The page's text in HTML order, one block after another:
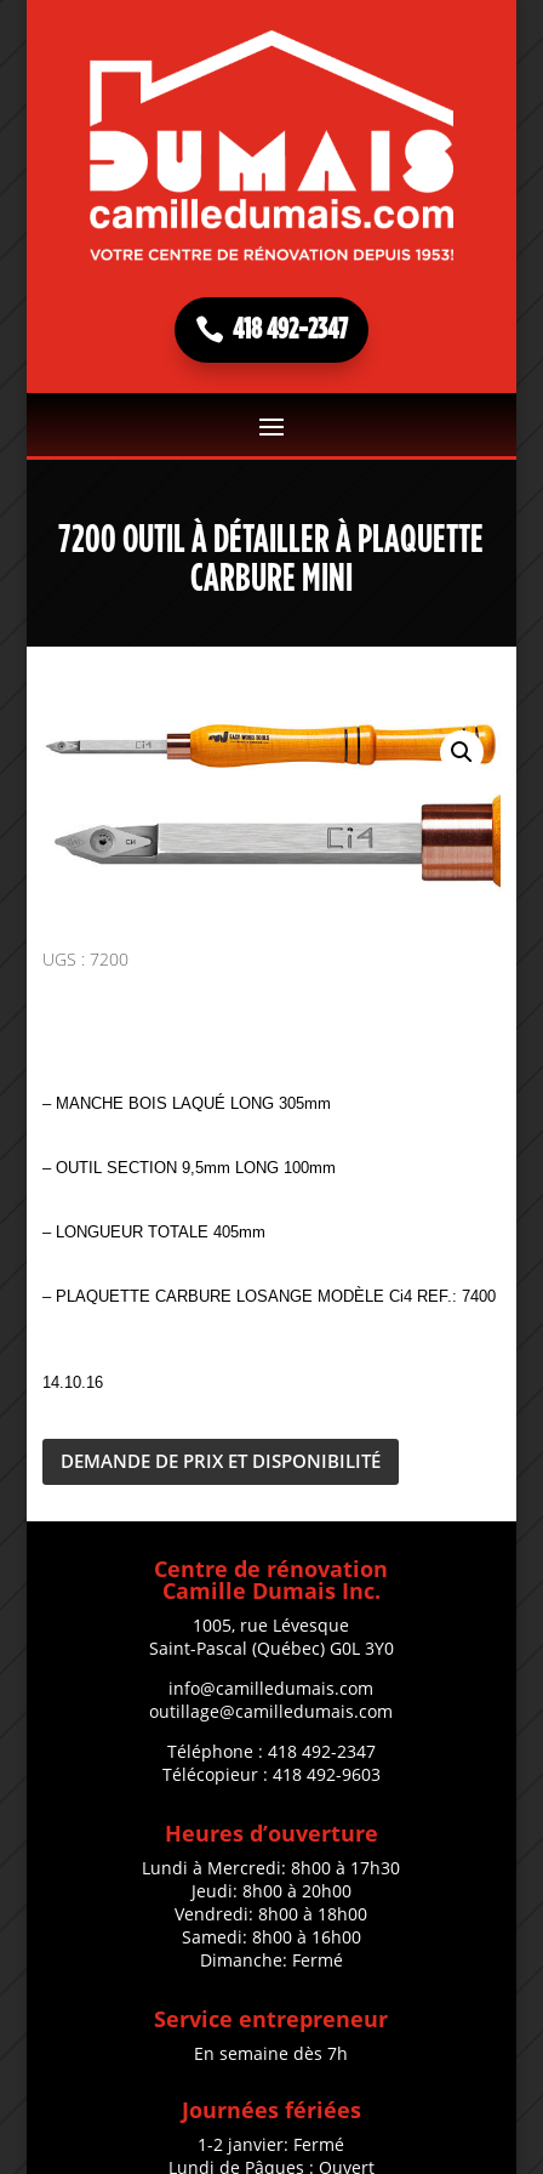
418 492-2347
7200 OUTIL À DÉTAILLER À PLAQUETTE
CARBURE MINI
UGS : 7200
– MANCHE BOIS LAQUÉ LONG 305mm
– OUTIL SECTION 9,5mm LONG 100mm
– LONGUEUR TOTALE 405mm
– PLAQUETTE CARBURE LOSANGE MODÈLE Ci4 REF.: 7400
14.10.16
DEMANDE DE PRIX ET DISPONIBILITÉ
Centre de rénovation
Camille Dumais Inc.
1005, rue Lévesque
Saint-Pascal (Québec) G0L 3Y0
info@camilledumais.com
outillage@camilledumais.com
Téléphone : 418 492-2347
Télécopieur : 418 492-9603
Heures d’ouverture
Lundi à Mercredi: 8h00 à 17h30
Jeudi: 8h00 à 20h00
Vendredi: 8h00 à 18h00
Samedi: 8h00 à 16h00
Dimanche: Fermé
Service entrepreneur
En semaine dès 7h
Journées fériées
1-2 janvier: Fermé
Lundi de Pâques : Ouvert